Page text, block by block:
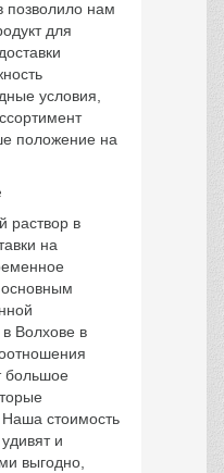
позволило нам
для
условия,
положение на
раствор в
на
основным
в Волхове в
большое
стоимость
и
выгодно,